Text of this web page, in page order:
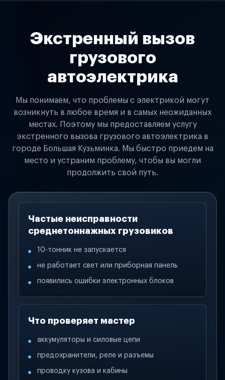
Экстренный вызов
грузового
автоэлектрика
Мы понимаем, что проблемы с электрикой могут
возникнуть в любое время и в самых неожиданных
местах. Поэтому мы предоставляем услугу
экстренного вызова грузового автоэлектрика в
городе Большая Кузьминка. Мы быстро приедем на
место и устраним проблему, чтобы вы могли
продолжить свой путь.
Частые неисправности
среднетоннажных грузовиков
10-тонник не запускается
не работает свет или приборная панель
появились ошибки электронных блоков
Что проверяет мастер
аккумуляторы и силовые цепи
предохранители, реле и разъемы
проводку кузова и кабины